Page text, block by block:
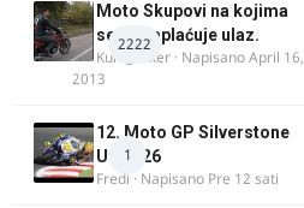
2222
Moto Skupovi na kojima
se ne naplaćuje ulaz.
Kum_Mixer · NapisanoApril 16,
2013
1
12. Moto GP Silverstone
UK 2026
Fredi · Napisano Pre 12 sati